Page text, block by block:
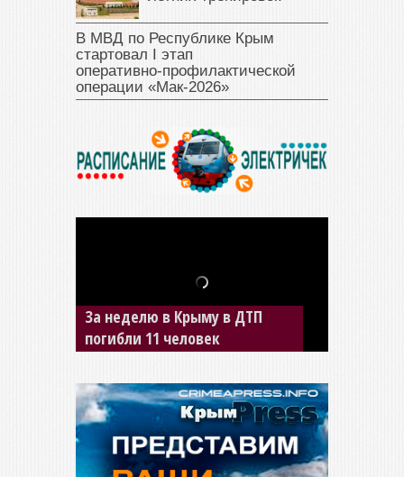
В МВД по Республике Крым
стартовал I этап
оперативно‑профилактической
операции «Мак‑2026»
В Джанкое водитель ВАЗа
сбил двух детей на «зебре»